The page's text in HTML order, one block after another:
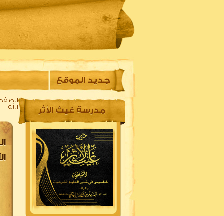
الصفحه الرئيسية
جديد الموقع
الله
مدرسة غيث الأثر